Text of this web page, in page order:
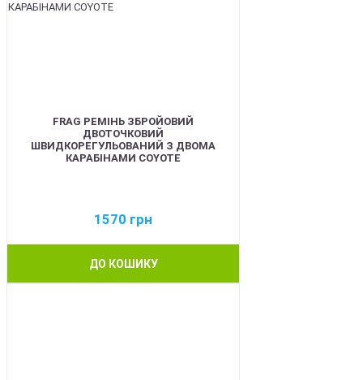
FRAG РЕМІНЬ ЗБРОЙОВИЙ
ДВОТОЧКОВИЙ
ШВИДКОРЕГУЛЬОВАНИЙ З ДВОМА
КАРАБІНАМИ COYOTE
1570 грн
ДО КОШИКУ